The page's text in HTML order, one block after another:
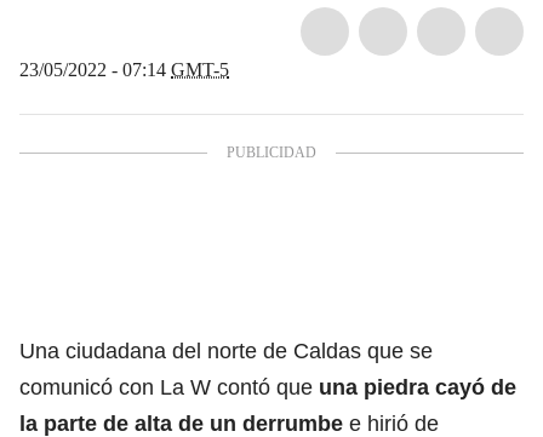
23/05/2022 - 07:14 GMT-5
Una ciudadana del norte de Caldas que se
comunicó con La W contó que una piedra cayó de
la parte de alta de un derrumbe e hirió de